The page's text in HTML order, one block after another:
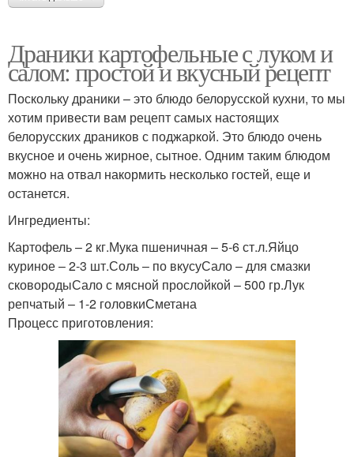
Драники картофельные с луком и
салом: простой и вкусный рецепт
Поскольку драники – это блюдо белорусской кухни, то мы
хотим привести вам рецепт самых настоящих
белорусских драников с поджаркой. Это блюдо очень
вкусное и очень жирное, сытное. Одним таким блюдом
можно на отвал накормить несколько гостей, еще и
останется.
Ингредиенты:
Картофель – 2 кг.Мука пшеничная – 5-6 ст.л.Яйцо
куриное – 2-3 шт.Соль – по вкусуСало – для смазки
сковородыСало с мясной прослойкой – 500 гр.Лук
репчатый – 1-2 головкиСметана
Процесс приготовления: